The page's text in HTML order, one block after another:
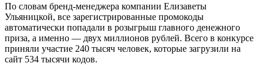
По словам бренд-менеджера компании Елизаветы
Ульяницкой, все зарегистрированные промокоды
автоматически попадали в розыгрыш главного денежного
приза, а именно — двух миллионов рублей. Всего в конкурсе
приняли участие 240 тысяч человек, которые загрузили на
сайт 534 тысячи кодов.